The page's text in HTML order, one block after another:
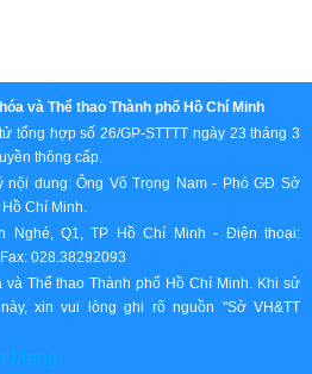
và Thể thao Thành phố Hồ Chí Minh
tổng hợp số 26/GP-STTTT ngày 23 tháng 3
thông cấp.
nội dung: Ông Võ Trọng Nam - Phó GĐ Sở
Chí Minh.
Nghé, Q1, TP Hồ Chí Minh - Điện thoại:
028.38292093
Thể thao Thành phố Hồ Chí Minh. Khi sử
xin vui lòng ghi rõ nguồn "Sở VH&TT